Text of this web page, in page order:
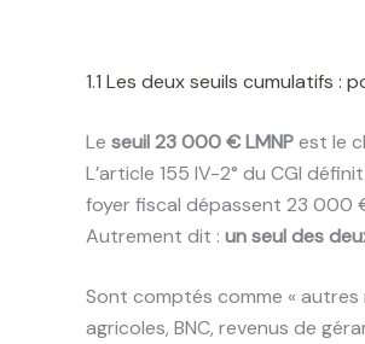
1.1 Les deux seuils cumulatifs :
Le seuil 23 000 € LMNPest le
L’article 155 IV-2° du CGI
foyer fiscal dépassent 23 000
Autrement dit : un seul des
Sont comptés comme « autres
agricoles, BNC, revenus de